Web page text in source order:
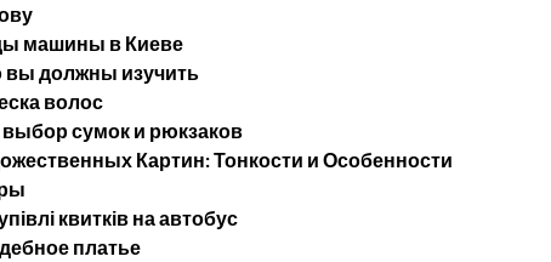
машины в Киеве
вы должны изучить
волос
сумок и рюкзаков
Картин: Тонкости и Особенности
квитків на автобус
платье